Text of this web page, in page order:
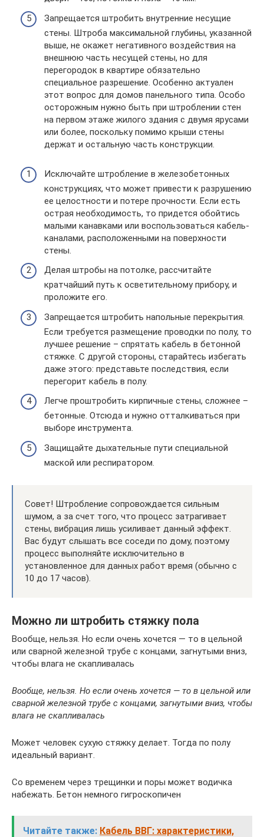
Запрещается штробить внутренние несущие
стены. Штроба максимальной глубины, указанной
выше, не окажет негативного воздействия на
внешнюю часть несущей стены, но для
перегородок в квартире обязательно
специальное разрешение. Особенно актуален
этот вопрос для домов панельного типа. Особо
осторожным нужно быть при штроблении стен
на первом этаже жилого здания с двумя ярусами
или более, поскольку помимо крыши стены
держат и остальную часть конструкции.
Исключайте штробление в железобетонных
конструкциях, что может привести к разрушению
ее целостности и потере прочности. Если есть
острая необходимость, то придется обойтись
малыми канавками или воспользоваться кабель-
каналами, расположенными на поверхности
стены.
Делая штробы на потолке, рассчитайте
кратчайший путь к осветительному прибору, и
проложите его.
Запрещается штробить напольные перекрытия.
Если требуется размещение проводки по полу, то
лучшее решение – спрятать кабель в бетонной
стяжке. С другой стороны, старайтесь избегать
даже этого: представьте последствия, если
перегорит кабель в полу.
Легче проштробить кирпичные стены, сложнее –
бетонные. Отсюда и нужно отталкиваться при
выборе инструмента.
Защищайте дыхательные пути специальной
маской или респиратором.
Совет! Штробление сопровождается сильным
шумом, а за счет того, что процесс затрагивает
стены, вибрация лишь усиливает данный эффект.
Вас будут слышать все соседи по дому, поэтому
процесс выполняйте исключительно в
установленное для данных работ время (обычно с
10 до 17 часов).
Можно ли штробить стяжку пола
Вообще, нельзя. Но если очень хочется — то в цельной
или сварной железной трубе с концами, загнутыми вниз,
чтобы влага не скапливалась
Вообще, нельзя. Но если очень хочется — то в цельной или
сварной железной трубе с концами, загнутыми вниз, чтобы
влага не скапливалась
Может человек сухую стяжку делает. Тогда по полу
идеальный вариант.
Со временем через трещинки и поры может водичка
набежать. Бетон немного гигроскопичен
Читайте также: Кабель ВВГ: характеристики,